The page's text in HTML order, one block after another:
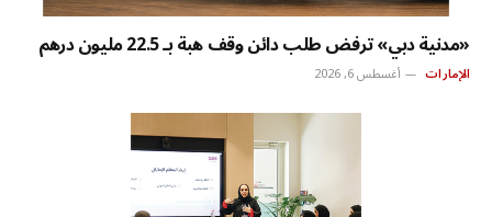
«مدنية دبي» ترفض طلب دائن وقف هبة بـ 22.5 مليون درهم
الإمارات أغسطس 6, 2026